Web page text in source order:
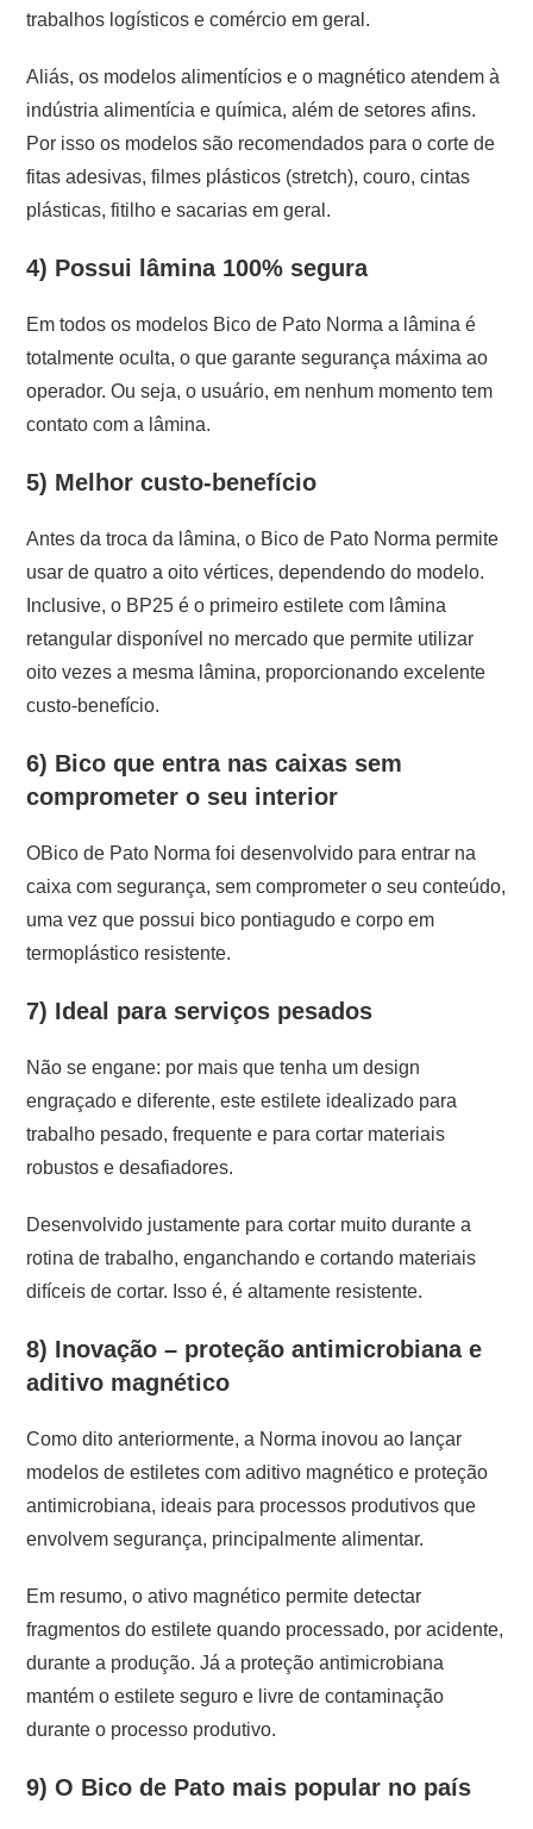
trabalhos logísticos e comércio em geral.
Aliás, os modelos alimentícios e o magnético atendem à
indústria alimentícia e química, além de setores afins.
Por isso os modelos são recomendados para o corte de
fitas adesivas, filmes plásticos (stretch), couro, cintas
plásticas, fitilho e sacarias em geral.
4) Possui lâmina 100% segura
Em todos os modelos Bico de Pato Norma a lâmina é
totalmente oculta, o que garante segurança máxima ao
operador. Ou seja, o usuário, em nenhum momento tem
contato com a lâmina.
5) Melhor custo-benefício
Antes da troca da lâmina, o Bico de Pato Norma permite
usar de quatro a oito vértices, dependendo do modelo.
Inclusive, o BP25 é o primeiro estilete com lâmina
retangular disponível no mercado que permite utilizar
oito vezes a mesma lâmina, proporcionando excelente
custo-benefício.
6) Bico que entra nas caixas sem
comprometer o seu interior
OBico de Pato Norma foi desenvolvido para entrar na
caixa com segurança, sem comprometer o seu conteúdo,
uma vez que possui bico pontiagudo e corpo em
termoplástico resistente.
7) Ideal para serviços pesados
Não se engane: por mais que tenha um design
engraçado e diferente, este estilete idealizado para
trabalho pesado, frequente e para cortar materiais
robustos e desafiadores.
Desenvolvido justamente para cortar muito durante a
rotina de trabalho, enganchando e cortando materiais
difíceis de cortar. Isso é, é altamente resistente.
8) Inovação – proteção antimicrobiana e
aditivo magnético
Como dito anteriormente, a Norma inovou ao lançar
modelos de estiletes com aditivo magnético e proteção
antimicrobiana, ideais para processos produtivos que
envolvem segurança, principalmente alimentar.
Em resumo, o ativo magnético permite detectar
fragmentos do estilete quando processado, por acidente,
durante a produção. Já a proteção antimicrobiana
mantém o estilete seguro e livre de contaminação
durante o processo produtivo.
9) O Bico de Pato mais popular no país